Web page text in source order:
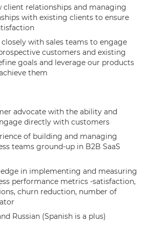
client relationships and managing
with existing clients to ensure
with sales teams to engage
customers and existing
goals and leverage our products
them
advocate with the ability and
directly with customers
of building and managing
teams ground-up in B2B SaaS
in implementing and measuring
performance metrics -satisfaction,
churn reduction, number of
Russian (Spanish is a plus)